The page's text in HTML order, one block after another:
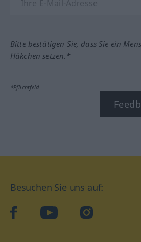
Bitte bestätigen Sie, dass Sie ein
Häkchen setzen.*
*Pflichtfeld
Besuchen Sie uns auf:
facebookYouTube Instagram